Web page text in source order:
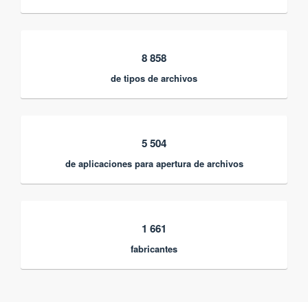
8 858
de tipos de archivos
5 504
de aplicaciones para apertura de archivos
1 661
fabricantes